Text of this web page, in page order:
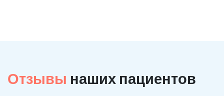
Отзывы наших пациентов